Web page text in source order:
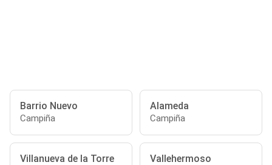
Barrio Nuevo
Campiña
Alameda
Campiña
Villanueva de la Torre Vallehermoso